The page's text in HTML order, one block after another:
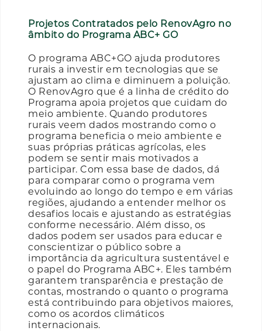
Projetos Contratados pelo RenovAgro no
âmbito do Programa ABC+ GO
O programa ABC+GO ajuda produtores
rurais a investir em tecnologias que se
ajustam ao clima e diminuem a poluição.
O RenovAgro que é a linha de crédito do
Programa apoia projetos que cuidam do
meio ambiente. Quando produtores
rurais veem dados mostrando como o
programa beneficia o meio ambiente e
suas próprias práticas agrícolas, eles
podem se sentir mais motivados a
participar. Com essa base de dados, dá
para comparar como o programa vem
evoluindo ao longo do tempo e em várias
regiões, ajudando a entender melhor os
desafios locais e ajustando as estratégias
conforme necessário. Além disso, os
dados podem ser usados para educar e
conscientizar o público sobre a
importância da agricultura sustentável e
o papel do Programa ABC+. Eles também
garantem transparência e prestação de
contas, mostrando o quanto o programa
está contribuindo para objetivos maiores,
como os acordos climáticos
internacionais.